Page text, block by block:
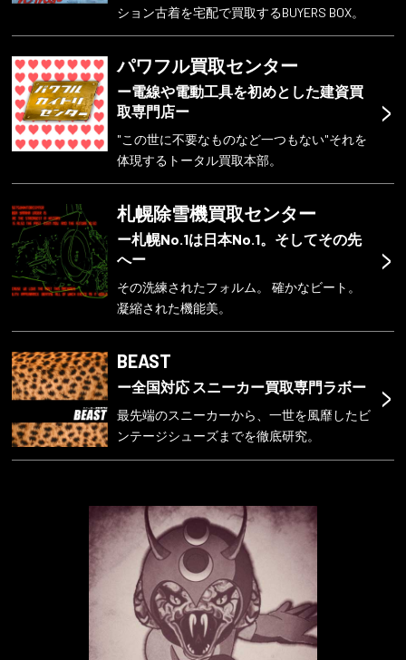
ション古着を宅配で買取するBUYERS BOX。
>
パワフル買取センター
ー電線や電動工具を初めとした建資買
取専門店ー
"この世に不要なものなど一つもない"それを
体現するトータル買取本部。
>
札幌除雪機買取センター
ー札幌No.1は日本No.1。そしてその先
へー
その洗練されたフォルム。 確かなビート。
凝縮された機能美。
>
BEAST
ー全国対応 スニーカー買取専門ラボー
最先端のスニーカーから、一世を風靡したビ
ンテージシューズまでを徹底研究。